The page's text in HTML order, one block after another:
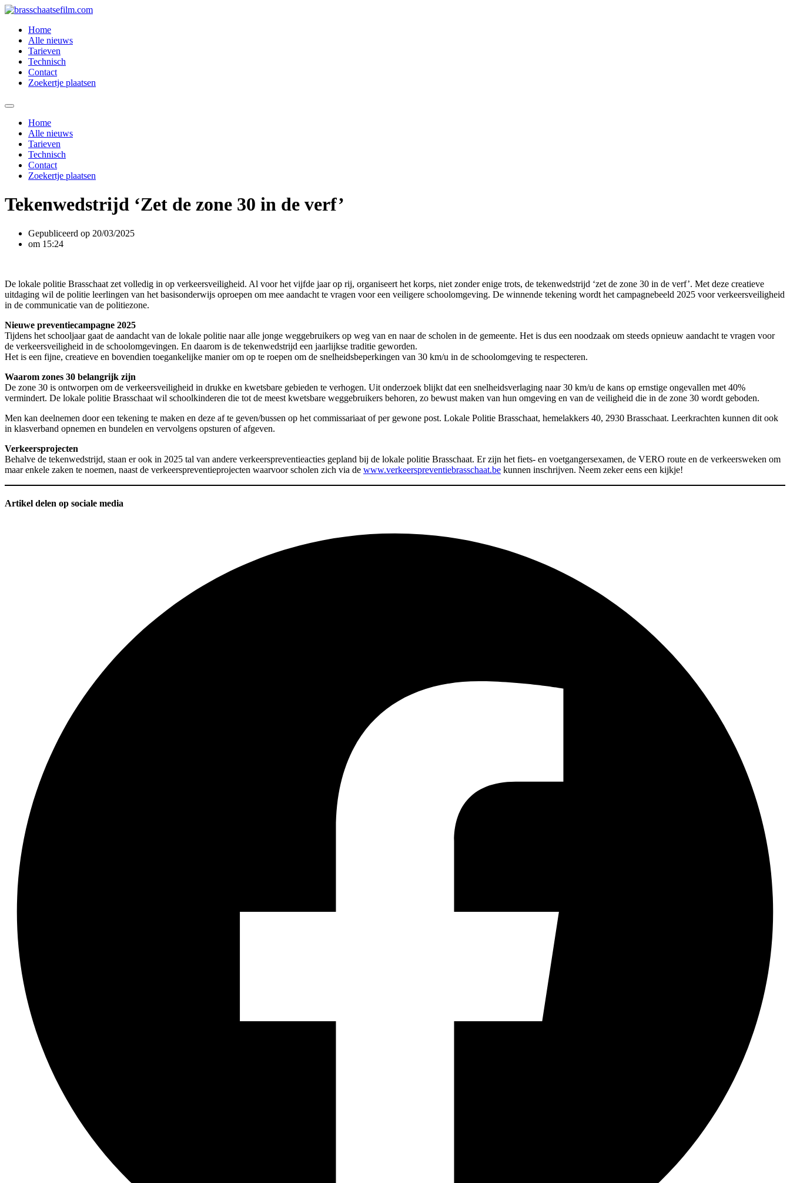
Spring
inhoud
Home
Alle nieuws
Tarieven
Technisch
Contact
Zoekertje plaatsen
Home
Alle nieuws
Tarieven
Technisch
Contact
Zoekertje plaatsen
Tekenwedstrijd ‘Zet de zone 30 in de verf’
Gepubliceerd op 20/03/2025
om 15:24
De lokale politie Brasschaat zet volledig in op verkeersveiligheid. Al voor het vijfde jaar op rij, organiseert het korps, niet zonder enige trots, de tekenwedstrijd ‘zet de zone 30 in de verf’. Met deze creatieve
uitdaging wil de politie leerlingen van het basisonderwijs oproepen om mee aandacht te vragen voor een veiligere schoolomgeving. De winnende tekening wordt het campagnebeeld 2025 voor verkeersveiligheid
in de communicatie van de politiezone.
Nieuwe preventiecampagne 2025
Tijdens het schooljaar gaat de aandacht van de lokale politie naar alle jonge weggebruikers op weg van en naar de scholen in de gemeente. Het is dus een noodzaak om steeds opnieuw aandacht te vragen voor
de verkeersveiligheid in de schoolomgevingen. En daarom is de tekenwedstrijd een jaarlijkse traditie geworden.
Het is een fijne, creatieve en bovendien toegankelijke manier om op te roepen om de snelheidsbeperkingen van 30 km/u in de schoolomgeving te respecteren.
Waarom zones 30 belangrijk zijn
De zone 30 is ontworpen om de verkeersveiligheid in drukke en kwetsbare gebieden te verhogen. Uit onderzoek blijkt dat een snelheidsverlaging naar 30 km/u de kans op ernstige ongevallen met 40%
vermindert. De lokale politie Brasschaat wil schoolkinderen die tot de meest kwetsbare weggebruikers behoren, zo bewust maken van hun omgeving en van de veiligheid die in de zone 30 wordt geboden.
Men kan deelnemen door een tekening te maken en deze af te geven/bussen op het commissariaat of per gewone post. Lokale Politie Brasschaat, hemelakkers 40, 2930 Brasschaat. Leerkrachten kunnen dit ook
in klasverband opnemen en bundelen en vervolgens opsturen of afgeven.
Verkeersprojecten
Behalve de tekenwedstrijd, staan er ook in 2025 tal van andere verkeerspreventieacties gepland bij de lokale politie Brasschaat. Er zijn het fiets- en voetgangersexamen, de VERO route en de verkeersweken om
maar enkele zaken te noemen, naast de verkeerspreventieprojecten waarvoor scholen zich via de www.verkeerspreventiebrasschaat.be kunnen inschrijven. Neem zeker eens een kijkje!
Artikel delen op sociale media